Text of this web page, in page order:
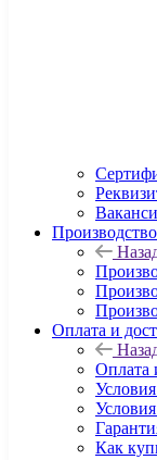
Производство
Оплата и
Оплата
Как